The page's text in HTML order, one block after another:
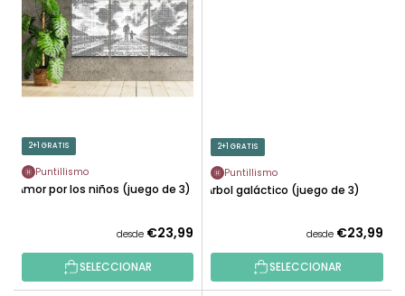
2+1 GRATIS
Puntillismo
Amor por los niños (juego de 3)
desde €23,99
SELECCIONAR
2+1 GRATIS
Puntillismo
Árbol galáctico (juego de 3)
desde €23,99
SELECCIONAR